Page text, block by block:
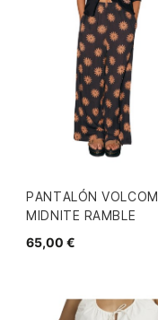
PANTALÓN VOLCOM
MIDNITE RAMBLE
65,00 €